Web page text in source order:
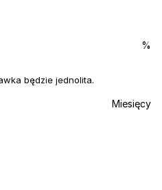
%
będzie jednolita.
Miesięcy